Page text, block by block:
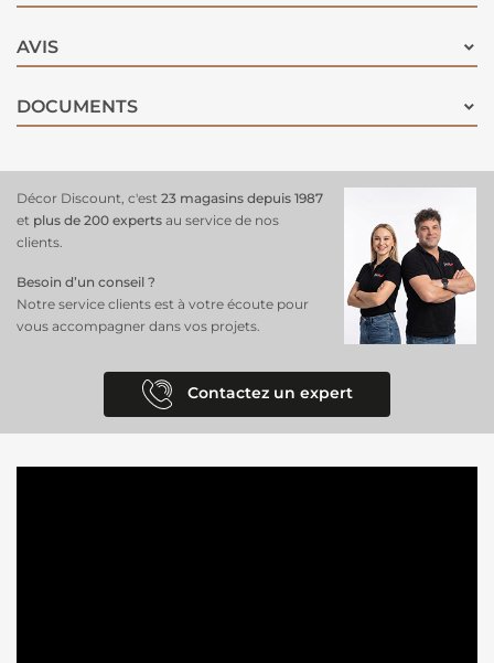
l'intensité de la lumière selon vos besoins. Grâce à son tissu texturé, il
assure une occultation parfaite tout en restant facile à installer. Ce
décoration intérieure.
AVIS
DOCUMENTS
Décor Discount, c'est 23 magasins depuis 1987
et plus de 200 experts au service de nos
clients.
Besoin d’un conseil ?
Notre service clients est à votre écoute pour
vous accompagner dans vos projets.
Contactez un expert